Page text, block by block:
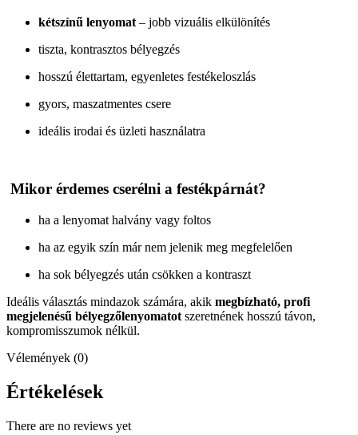
kétszínű lenyomat – jobb vizuális elkülönítés
tiszta, kontrasztos bélyegzés
hosszú élettartam, egyenletes festékeloszlás
gyors, maszatmentes csere
ideális irodai és üzleti használatra
Mikor érdemes cserélni a festékpárnát?
ha a lenyomat halvány vagy foltos
ha az egyik szín már nem jelenik meg megfelelően
ha sok bélyegzés után csökken a kontraszt
Ideális választás mindazok számára, akik megbízható, profi
megjelenésű bélyegzőlenyomatot szeretnének hosszú távon,
kompromisszumok nélkül.
Vélemények (0)
Értékelések
There are no reviews yet